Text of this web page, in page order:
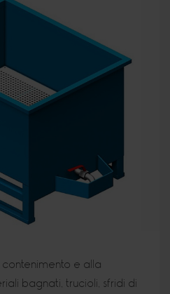
e alla
bagnati, trucioli, sfridi di